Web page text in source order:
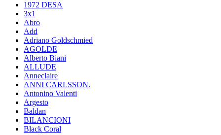
1972 DESA
3x1
Abro
Add
Adriano Goldschmied
AGOLDE
Alberto Biani
ALLUDE
Anneclaire
ANNI CARLSSON.
Antonino Valenti
Argesto
Baldan
BILANCIONI
Black Coral